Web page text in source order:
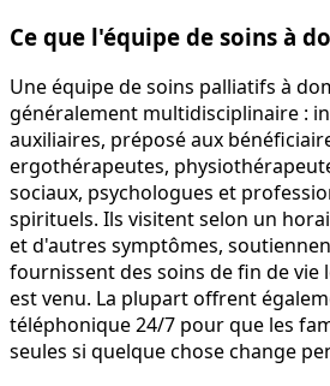
Ce que l'équipe de soins à
Une équipe de soins palliatifs à
généralement multidisciplinaire :
auxiliaires, préposé aux
ergothérapeutes,
sociaux, psychologues et
spirituels. Ils visitent selon un
et d'autres symptômes,
fournissent des soins de fin de vie
est venu. La plupart offrent
téléphonique 24/7 pour que les
seules si quelque chose change